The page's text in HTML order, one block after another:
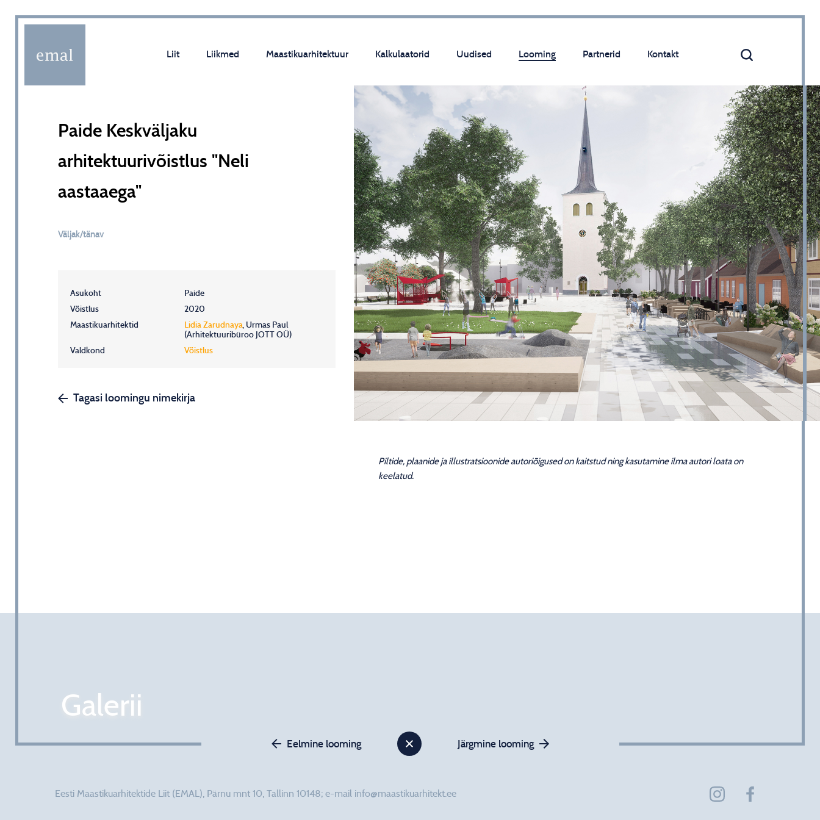
Liit Liikmed Maastikuarhitektuur Kalkulaatorid Uudised Looming Partnerid Kontakt
Paide Keskväljaku
arhitektuurivõistlus "Neli
aastaaega"
Väljak/tänav
Asukoht
Paide
Võistlus
2020
Maastikuarhitektid
Lidia Zarudnaya, Urmas Paul
(Arhitektuuribüroo JOTT OÜ)
Valdkond
Võistlus
Tagasi loomingu nimekirja
Piltide, plaanide ja illustratsioonide autoriõigused on kaitstud ning kasutamine ilma autori loata on
keelatud.
Galerii
Eelmine looming Järgmine looming
Eesti Maastikuarhitektide Liit (EMAL), Pärnu mnt 10, Tallinn 10148; e-mail info@maastikuarhitekt.ee